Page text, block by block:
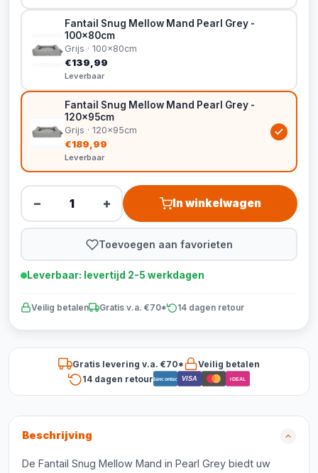
Fantail Snug Mellow Mand Pearl Grey -
100x80cm
Grijs · 100x80cm
€139,99
Leverbaar
Fantail Snug Mellow Mand Pearl Grey -
120x95cm
Grijs · 120x95cm
€189,99
Leverbaar
− + In winkelwagen
Toevoegen aan favorieten
Leverbaar: levertijd 2-5 werkdagen
Veilig betalen Gratis v.a. €70* 14 dagen retour
Gratis levering v.a. €70*
Veilig betalen
14 dagen retourBancontact VISA iDEAL
Beschrijving
De Fantail Snug Mellow Mand in Pearl Grey biedt uw